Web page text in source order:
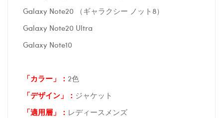
Galaxy Note20 （ギャラクシー ノット8）
Galaxy Note20 Ultra
Galaxy Note10
「カラー」： 2色
「デザイン」
： ジャケット
「適用層」： レディースメンズ